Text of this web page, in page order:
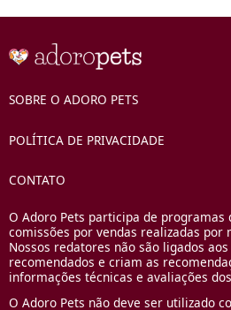
SOBRE O ADORO PETS
POLÍTICA DE PRIVACIDADE
CONTATO
O Adoro Pets participa de programas
comissões por vendas realizadas por
Nossos redatores não são ligados
recomendados e criam as
informações técnicas e avaliações
O Adoro Pets não deve ser utilizado